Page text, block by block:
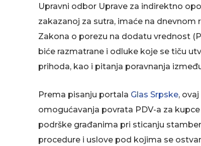
Upravni odbor Uprave za indirektno
zakazanoj za sutra, imaće na
Zakona o porezu na dodatu vrednost
biće razmatrane i odluke koje se tiču
prihoda, kao i pitanja poravnanja
Prema pisanju portala Glas Srpske,
omogućavanja povrata PDV-a za
podrške građanima pri sticanju
procedure i uslove pod kojima se